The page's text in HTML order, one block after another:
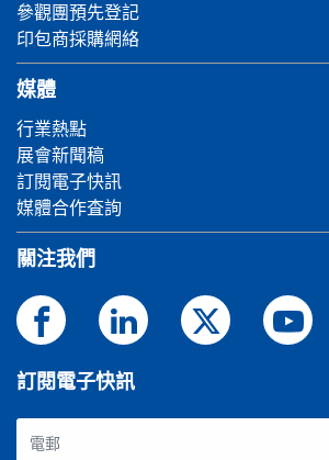
參觀團預先登記
印包商採購網絡
媒體
行業熱點
展會新聞稿
訂閱電子快訊
媒體合作査詢
關注我們
訂閱電子快訊